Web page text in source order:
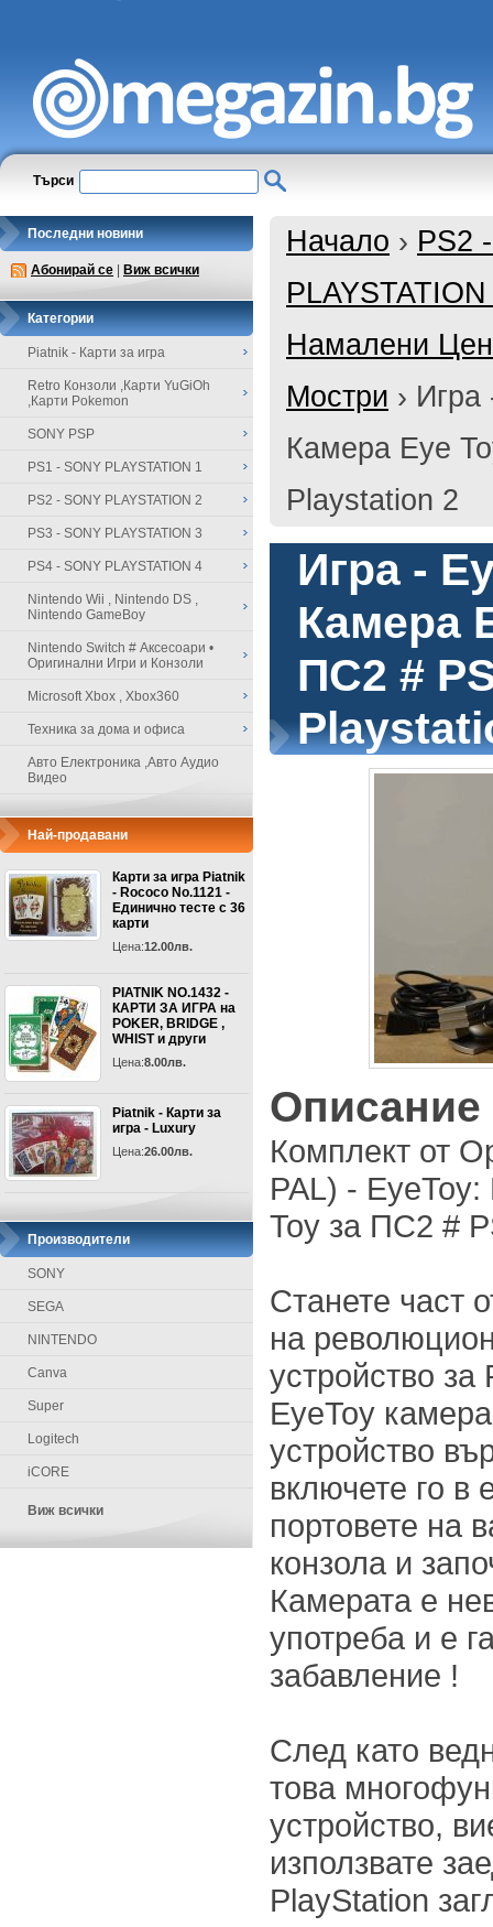
Търси
Последни новини
Абонирай се Виж всички
Категории
Piatnik - Карти за игра
Retro Конзоли ,Карти YuGiOh
,Карти Pokemon
SONY PSP
PS1 - SONY PLAYSTATION 1
PS2 - SONY PLAYSTATION 2
PS3 - SONY PLAYSTATION 3
PS4 - SONY PLAYSTATION 4
Nintendo Wii , Nintendo DS ,
Nintendo GameBoy
Nintendo Switch # Аксесоари •
Оригинални Игри и Конзоли
Microsoft Xbox , Xbox360
Техника за дома и офиса
Авто Електроника ,Авто Аудио
Видео
Най-продавани
Карти за игра Piatnik
- Rococo No.1121 -
Единично тесте с 36
карти
Цена:12.00лв.
PIATNIK NO.1432 -
КАРТИ ЗА ИГРА на
POKER, BRIDGE ,
WHIST и други
Цена:8.00лв.
Piatnik - Карти за
игра - Luxury
Цена:26.00лв.
Производители
SONY
SEGA
NINTENDO
Canva
Super
Logitech
iCORE
Виж всички
Начало › PS2
Намалени
Мостри › Игра
Камера Eye
Playstation 2
Игра -
Камера
ПС2 #
Описание
Комплект от
PAL) -
Toy за ПС2 #
Станете част
на
устройство
EyeToy
устройство
включете го в
портовете на
конзола и
Камерата е
употреба и е
забавление !
След като
това
устройство,
използвате
PlayStation